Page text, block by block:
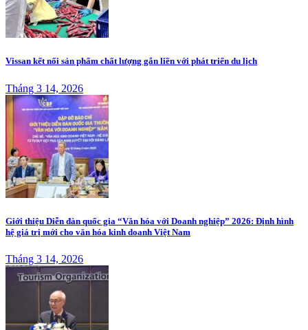
Vissan kết nối sản phẩm chất lượng gắn liền với phát triển du lịch
Tháng 3 14, 2026
Giới thiệu Diễn đàn quốc gia “Văn hóa với Doanh nghiệp” 2026: Định hình
hệ giá trị mới cho văn hóa kinh doanh Việt Nam
Tháng 3 14, 2026